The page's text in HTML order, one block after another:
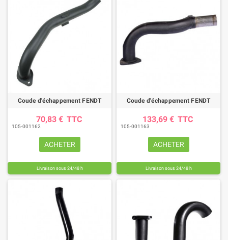
Coude d'échappement FENDT
70,83 € TTC
105-001162
ACHETER
Livraison sous 24/48 h
Coude d'échappement FENDT
133,69 € TTC
105-001163
ACHETER
Livraison sous 24/48 h